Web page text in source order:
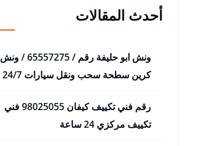
أحدث المقالات
ونش ابو حليفة رقم / 65557275 / ونش
كرين سطحة سحب ونقل سيارات 24/7
رقم فني تكييف كيفان 98025055 فني
تكييف مركزي 24 ساعة